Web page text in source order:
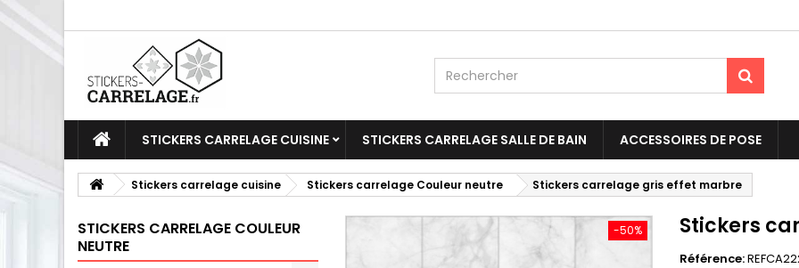
STICKERS CARRELAGE CUISINE STICKERS CARRELAGE SALLE DE BAIN ACCESSOIRES DE POSE
Stickers carrelage cuisine Stickers carrelage Couleur neutre Stickers carrelage gris effet marbre
STICKERS CARRELAGE COULEUR
NEUTRE
-50% Stickers
Référence: